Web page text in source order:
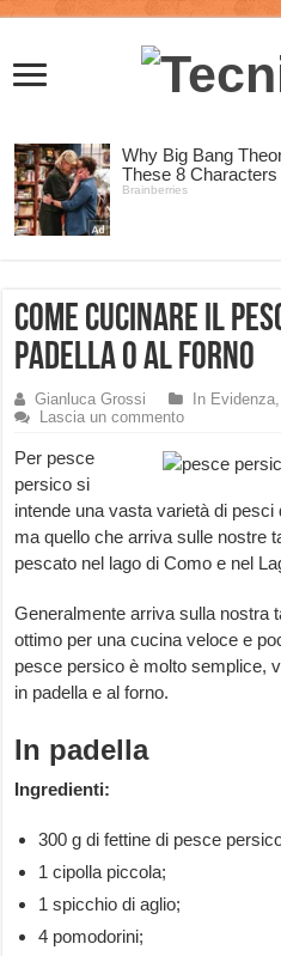
Come cucinare il
Padella o al Forno
Gianluca Grossi In Evidenza
Lascia un commento
Per pesce
persico si
intende una vasta varietà di
ma quello che arriva sulle nostre
pescato nel lago di Como e nel
Generalmente arriva sulla nostra
ottimo per una cucina veloce e
pesce persico è molto semplice,
in padella e al forno.
In padella
Ingredienti:
300 g di fettine di pesce
1 cipolla piccola;
1 spicchio di aglio;
4 pomodorini;